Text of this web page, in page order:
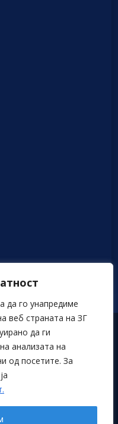
да го унапредиме
веб страната на ЗГ
да ги
анализата на
од посетите. За
без очекување ништо за